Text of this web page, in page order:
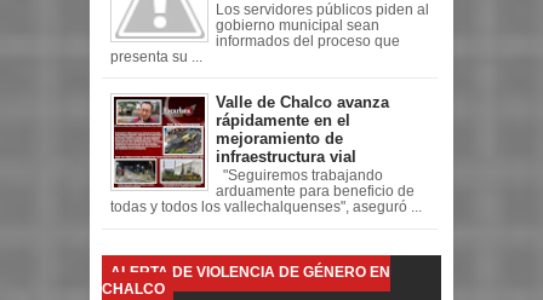
Los servidores públicos piden al
gobierno municipal sean
informados del proceso que
presenta su ...
Valle de Chalco avanza
rápidamente en el
mejoramiento de
infraestructura vial
"Seguiremos trabajando
arduamente para beneficio de
todas y todos los vallechalquenses", aseguró ...
ALERTA DE VIOLENCIA DE GÉNERO EN
CHALCO